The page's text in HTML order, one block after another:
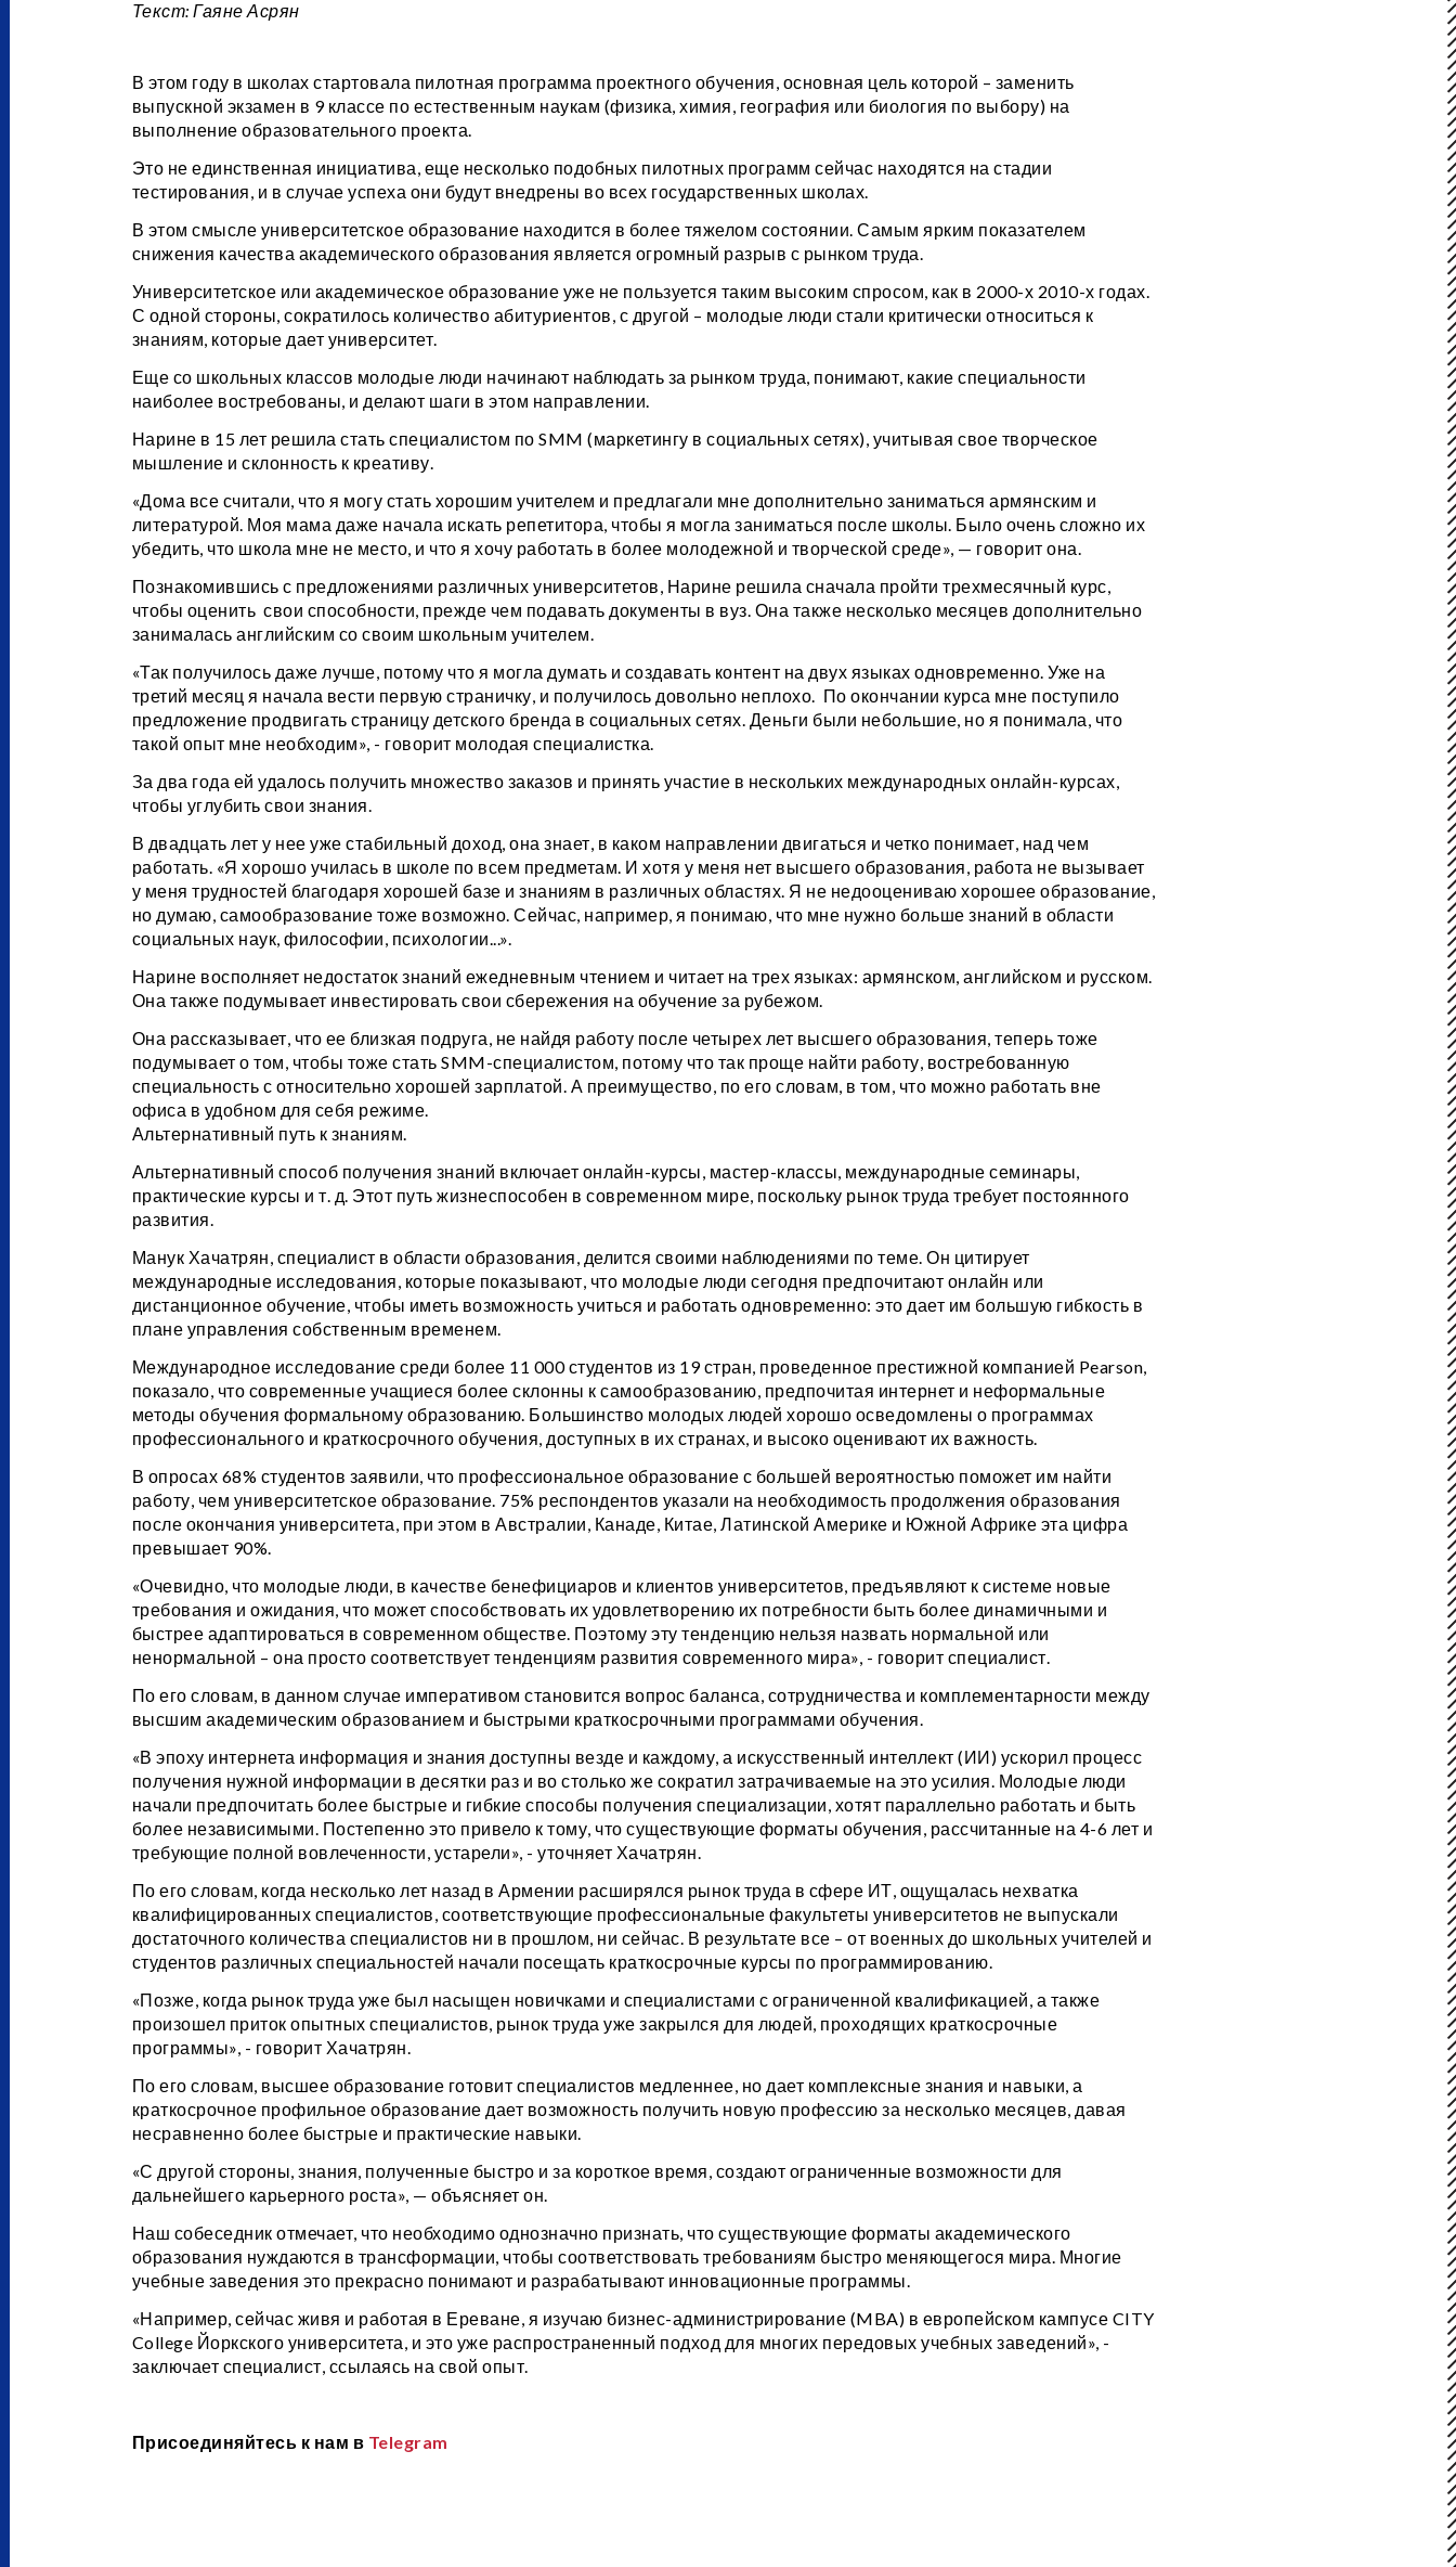
Текст: Гаяне Асрян
В этом году в школах стартовала пилотная программа проектного обучения, основная цель которой – заменить
выпускной экзамен в 9 классе по естественным наукам (физика, химия, география или биология по выбору) на
выполнение образовательного проекта.
Это не единственная инициатива, еще несколько подобных пилотных программ сейчас находятся на стадии
тестирования, и в случае успеха они будут внедрены во всех государственных школах.
В этом смысле университетское образование находится в более тяжелом состоянии. Самым ярким показателем
снижения качества академического образования является огромный разрыв с рынком труда.
Университетское или академическое образование уже не пользуется таким высоким спросом, как в 2000-х 2010-х годах.
С одной стороны, сократилось количество абитуриентов, с другой – молодые люди стали критически относиться к
знаниям, которые дает университет.
Еще со школьных классов молодые люди начинают наблюдать за рынком труда, понимают, какие специальности
наиболее востребованы, и делают шаги в этом направлении.
Нарине в 15 лет решила стать специалистом по SMM (маркетингу в социальных сетях), учитывая свое творческое
мышление и склонность к креативу.
«Дома все считали, что я могу стать хорошим учителем и предлагали мне дополнительно заниматься армянским и
литературой. Моя мама даже начала искать репетитора, чтобы я могла заниматься после школы. Было очень сложно их
убедить, что школа мне не место, и что я хочу работать в более молодежной и творческой среде», — говорит она.
Познакомившись с предложениями различных университетов, Нарине решила сначала пройти трехмесячный курс,
чтобы оценить свои способности, прежде чем подавать документы в вуз. Она также несколько месяцев дополнительно
занималась английским со своим школьным учителем.
«Так получилось даже лучше, потому что я могла думать и создавать контент на двух языках одновременно. Уже на
третий месяц я начала вести первую страничку, и получилось довольно неплохо. По окончании курса мне поступило
предложение продвигать страницу детского бренда в социальных сетях. Деньги были небольшие, но я понимала, что
такой опыт мне необходим», - говорит молодая специалистка.
За два года ей удалось получить множество заказов и принять участие в нескольких международных онлайн-курсах,
чтобы углубить свои знания.
В двадцать лет у нее уже стабильный доход, она знает, в каком направлении двигаться и четко понимает, над чем
работать. «Я хорошо училась в школе по всем предметам. И хотя у меня нет высшего образования, работа не вызывает
у меня трудностей благодаря хорошей базе и знаниям в различных областях. Я не недооцениваю хорошее образование,
но думаю, самообразование тоже возможно. Сейчас, например, я понимаю, что мне нужно больше знаний в области
социальных наук, философии, психологии...».
Нарине восполняет недостаток знаний ежедневным чтением и читает на трех языках: армянском, английском и русском.
Она также подумывает инвестировать свои сбережения на обучение за рубежом.
Она рассказывает, что ее близкая подруга, не найдя работу после четырех лет высшего образования, теперь тоже
подумывает о том, чтобы тоже стать SMM-специалистом, потому что так проще найти работу, востребованную
специальность с относительно хорошей зарплатой. А преимущество, по его словам, в том, что можно работать вне
офиса в удобном для себя режиме.
Альтернативный путь к знаниям.
Альтернативный способ получения знаний включает онлайн-курсы, мастер-классы, международные семинары,
практические курсы и т. д. Этот путь жизнеспособен в современном мире, поскольку рынок труда требует постоянного
развития.
Манук Хачатрян, специалист в области образования, делится своими наблюдениями по теме. Он цитирует
международные исследования, которые показывают, что молодые люди сегодня предпочитают онлайн или
дистанционное обучение, чтобы иметь возможность учиться и работать одновременно: это дает им большую гибкость в
плане управления собственным временем.
Международное исследование среди более 11 000 студентов из 19 стран, проведенное престижной компанией Pearson,
показало, что современные учащиеся более склонны к самообразованию, предпочитая интернет и неформальные
методы обучения формальному образованию. Большинство молодых людей хорошо осведомлены о программах
профессионального и краткосрочного обучения, доступных в их странах, и высоко оценивают их важность.
В опросах 68% студентов заявили, что профессиональное образование с большей вероятностью поможет им найти
работу, чем университетское образование. 75% респондентов указали на необходимость продолжения образования
после окончания университета, при этом в Австралии, Канаде, Китае, Латинской Америке и Южной Африке эта цифра
превышает 90%.
«Очевидно, что молодые люди, в качестве бенефициаров и клиентов университетов, предъявляют к системе новые
требования и ожидания, что может способствовать их удовлетворению их потребности быть более динамичными и
быстрее адаптироваться в современном обществе. Поэтому эту тенденцию нельзя назвать нормальной или
ненормальной – она просто соответствует тенденциям развития современного мира», - говорит специалист.
По его словам, в данном случае императивом становится вопрос баланса, сотрудничества и комплементарности между
высшим академическим образованием и быстрыми краткосрочными программами обучения.
«В эпоху интернета информация и знания доступны везде и каждому, а искусственный интеллект (ИИ) ускорил процесс
получения нужной информации в десятки раз и во столько же сократил затрачиваемые на это усилия. Молодые люди
начали предпочитать более быстрые и гибкие способы получения специализации, хотят параллельно работать и быть
более независимыми. Постепенно это привело к тому, что существующие форматы обучения, рассчитанные на 4-6 лет и
требующие полной вовлеченности, устарели», - уточняет Хачатрян.
По его словам, когда несколько лет назад в Армении расширялся рынок труда в сфере ИТ, ощущалась нехватка
квалифицированных специалистов, соответствующие профессиональные факультеты университетов не выпускали
достаточного количества специалистов ни в прошлом, ни сейчас. В результате все – от военных до школьных учителей и
студентов различных специальностей начали посещать краткосрочные курсы по программированию.
«Позже, когда рынок труда уже был насыщен новичками и специалистами с ограниченной квалификацией, а также
произошел приток опытных специалистов, рынок труда уже закрылся для людей, проходящих краткосрочные
программы», - говорит Хачатрян.
По его словам, высшее образование готовит специалистов медленнее, но дает комплексные знания и навыки, а
краткосрочное профильное образование дает возможность получить новую профессию за несколько месяцев, давая
несравненно более быстрые и практические навыки.
«С другой стороны, знания, полученные быстро и за короткое время, создают ограниченные возможности для
дальнейшего карьерного роста», — объясняет он.
Наш собеседник отмечает, что необходимо однозначно признать, что существующие форматы академического
образования нуждаются в трансформации, чтобы соответствовать требованиям быстро меняющегося мира. Многие
учебные заведения это прекрасно понимают и разрабатывают инновационные программы.
«Например, сейчас живя и работая в Ереване, я изучаю бизнес-администрирование (MBA) в европейском кампусе CITY
College Йоркского университета, и это уже распространенный подход для многих передовых учебных заведений», -
заключает специалист, ссылаясь на свой опыт.
Присоединяйтесь к нам в Telegram